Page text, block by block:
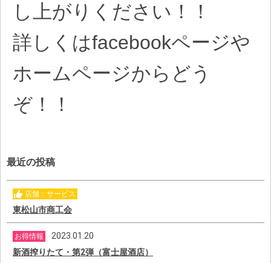
し上がりください！！
詳しくはfacebookページや
ホームページからどう
ぞ！！
最近の投稿
店舗：サービス
東松山市商工会
お得情報
2023.01.20
新酒搾りたて・第2弾（富士屋酒店）